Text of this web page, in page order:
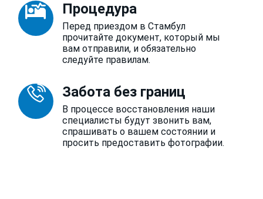
Процедура
Перед приездом в Стамбул
прочитайте документ, который мы
вам отправили, и обязательно
следуйте правилам.
Забота без границ
В процессе восстановления наши
специалисты будут звонить вам,
спрашивать о вашем состоянии и
просить предоставить фотографии.